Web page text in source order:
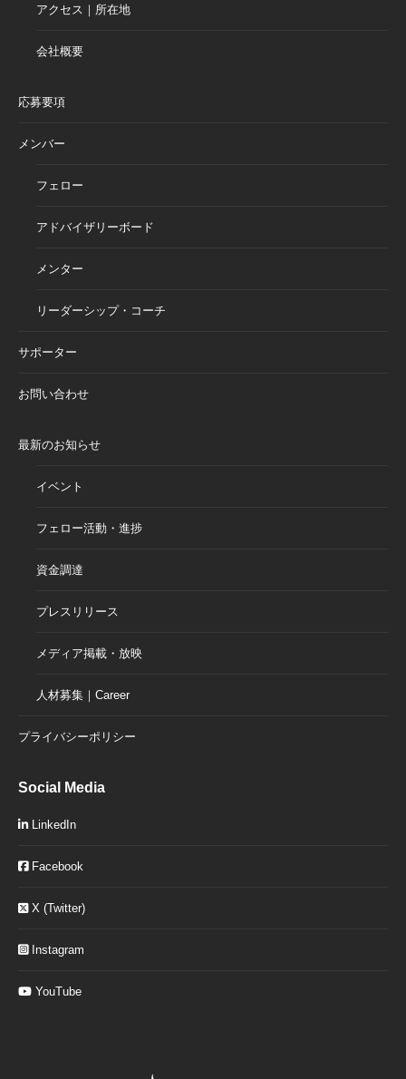
アクセス｜所在地
会社概要
応募要項
メンバー
フェロー
アドバイザリーボード
メンター
リーダーシップ・コーチ
サポーター
お問い合わせ
最新のお知らせ
イベント
フェロー活動・進捗
資金調達
プレスリリース
メディア掲載・放映
人材募集｜Career
プライバシーポリシー
Social Media
LinkedIn
Facebook
X (Twitter)
Instagram
YouTube